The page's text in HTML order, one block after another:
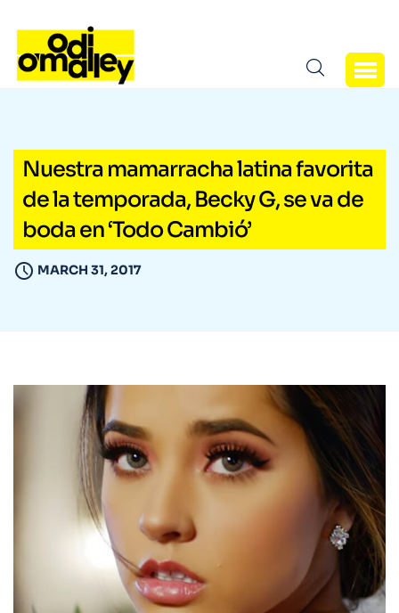
Nuestra mamarracha latina favorita
de la temporada, Becky G, se va de
boda en ‘Todo Cambió’
MARCH 31, 2017